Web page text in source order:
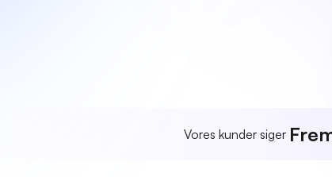
Vores kunder siger